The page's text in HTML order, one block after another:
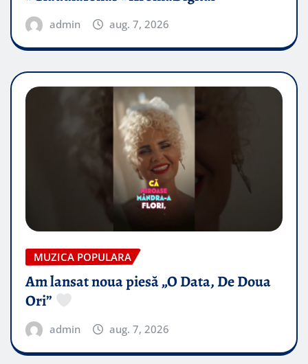
admin aug. 7, 2026
MUZICA POPULARA
Am lansat noua piesă „O Data, De Doua
Ori”
admin aug. 7, 2026